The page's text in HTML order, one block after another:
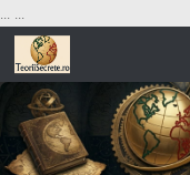
... ...
Skip to content